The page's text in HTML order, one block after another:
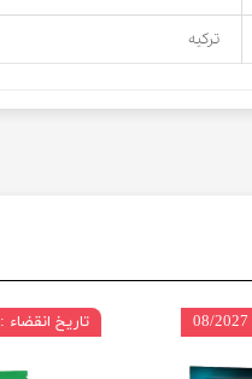
ترکیه
تاریخ انقضاء : 08/2027